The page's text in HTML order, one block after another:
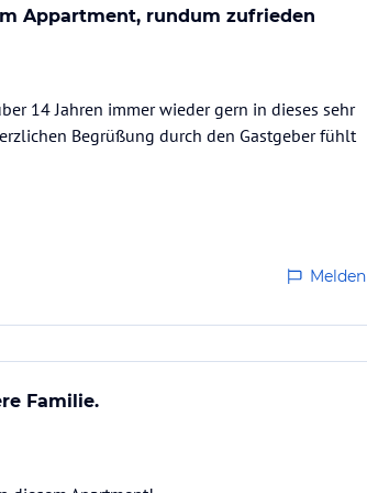
Appartment, rundum zufrieden
14 Jahren immer wieder gern in dieses sehr
Begrüßung durch den Gastgeber fühlt
Melden
Familie.